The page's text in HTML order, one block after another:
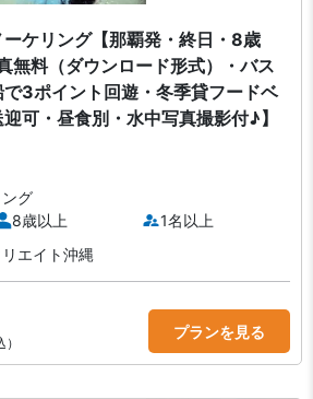
ケリング【那覇発・終日・8歳
無料（ダウンロード形式）・バス
3ポイント回遊・冬季貸フードベ
可・昼食別・水中写真撮影付♪】
グ
8歳以上
1名以上
エイト沖縄
）
プランを見る